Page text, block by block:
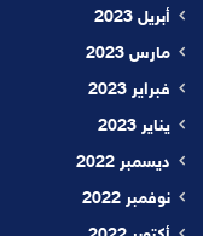
أبريل 2023
مارس 2023
فبراير 2023
يناير 2023
ديسمبر 2022
نوفمبر 2022